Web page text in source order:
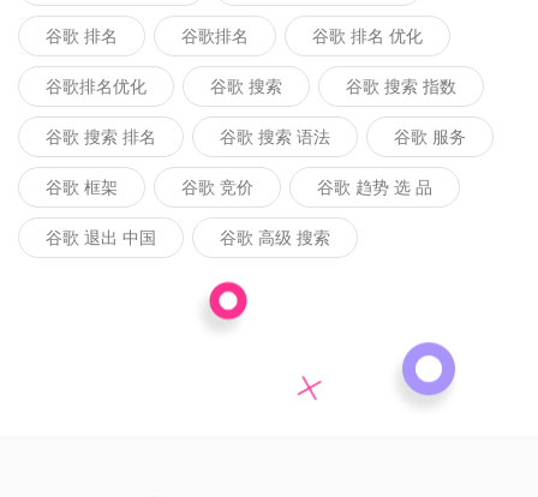
谷歌 排名 谷歌排名 谷歌 排名 优化
谷歌排名优化 谷歌 搜索 谷歌 搜索 指数
谷歌 搜索 排名 谷歌 搜索 语法 谷歌 服务
谷歌 框架 谷歌 竞价 谷歌 趋势 选 品
谷歌 退出 中国 谷歌 高级 搜索